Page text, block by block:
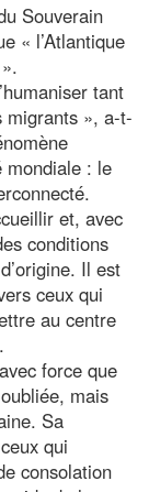
Souverain
« l’Atlantique
tant
migrants », a-t-
mondiale : le
et, avec
conditions
Il est
ceux qui
au centre
force que
mais
Sa
qui
consolation